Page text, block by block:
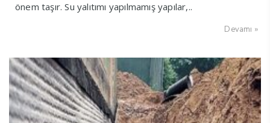
önem taşır. Su yalıtımı yapılmamış yapılar,..
Devamı »